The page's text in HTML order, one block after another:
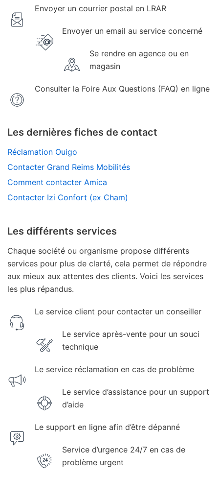
Envoyer un courrier postal en LRAR
Envoyer un email au service concerné
Se rendre en agence ou en
magasin
Consulter la Foire Aux Questions (FAQ) en ligne
Les dernières fiches de contact
Réclamation Ouigo
Contacter Grand Reims Mobilités
Comment contacter Amica
Contacter Izi Confort (ex Cham)
Les différents services
Chaque société ou organisme propose différents
services pour plus de clarté, cela permet de répondre
aux mieux aux attentes des clients. Voici les services
les plus répandus.
Le service client pour contacter un conseiller
Le service après-vente pour un souci
technique
Le service réclamation en cas de problème
Le service d’assistance pour un support
d’aide
Le support en ligne afin d’être dépanné
Service d’urgence 24/7 en cas de
problème urgent